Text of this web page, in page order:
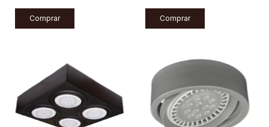
Comprar Comprar